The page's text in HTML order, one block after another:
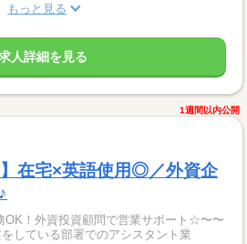
もっと見る
人詳細を見る
1週間以内公開
】在宅×英語使用◎／外資企
！外資投資顧問で営業サポート☆〜〜
している部署でのアシスタント業